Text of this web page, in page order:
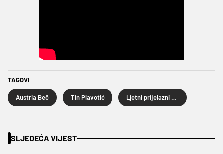
TAGOVI
Austria Beč Tin Plavotić
SLJEDEĆA VIJEST